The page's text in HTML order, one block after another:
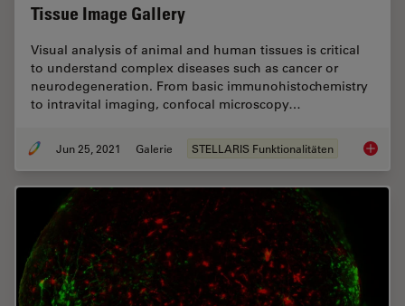
Tissue Image Gallery
Visual analysis of animal and human tissues is critical
to understand complex diseases such as cancer or
neurodegeneration. From basic immunohistochemistry
to intravital imaging, confocal microscopy…
Jun 25, 2021 Galerie STELLARIS Funktionalitäten Tissue